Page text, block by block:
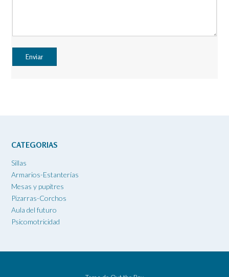
CATEGORIAS
Sillas
Armarios-Estanterías
Mesas y pupitres
Pizarras-Corchos
Aula del futuro
Psicomotricidad